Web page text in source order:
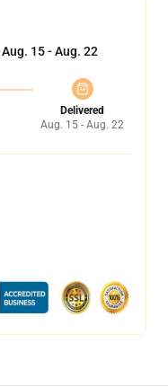
Aug. 15 - Aug. 22
Delivered
Aug. 15 - Aug. 22